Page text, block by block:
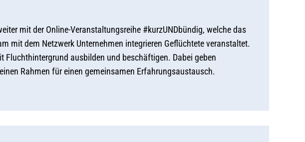
mit der Online-Veranstaltungsreihe #kurzUNDbündig, welche das
mit dem Netzwerk Unternehmen integrieren Geflüchtete veranstaltet.
Fluchthintergrund ausbilden und beschäftigen. Dabei geben
Rahmen für einen gemeinsamen Erfahrungsaustausch.